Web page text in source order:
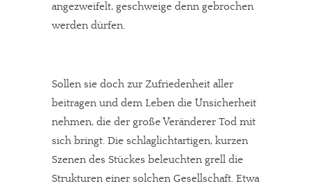
angezweifelt, geschweige denn gebrochen
werden dürfen.
Sollen sie doch zur Zufriedenheit aller
beitragen und dem Leben die Unsicherheit
nehmen, die der große Veränderer Tod mit
sich bringt. Die schlaglichtartigen, kurzen
Szenen des Stückes beleuchten grell die
Strukturen einer solchen Gesellschaft. Etwa